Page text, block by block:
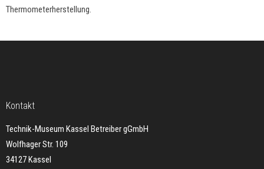
Thermometerherstellung.
Kontakt
Technik-Museum Kassel Betreiber gGmbH
Wolfhager Str. 109
34127 Kassel